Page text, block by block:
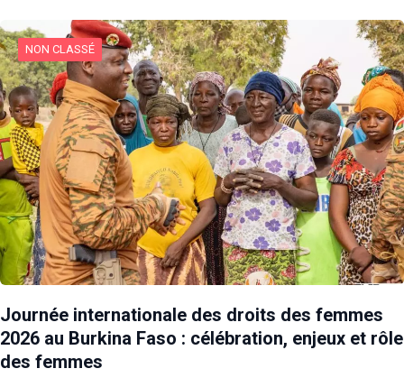
NON CLASSÉ
Journée internationale des droits des femmes
2026 au Burkina Faso : célébration, enjeux et rôle
des femmes